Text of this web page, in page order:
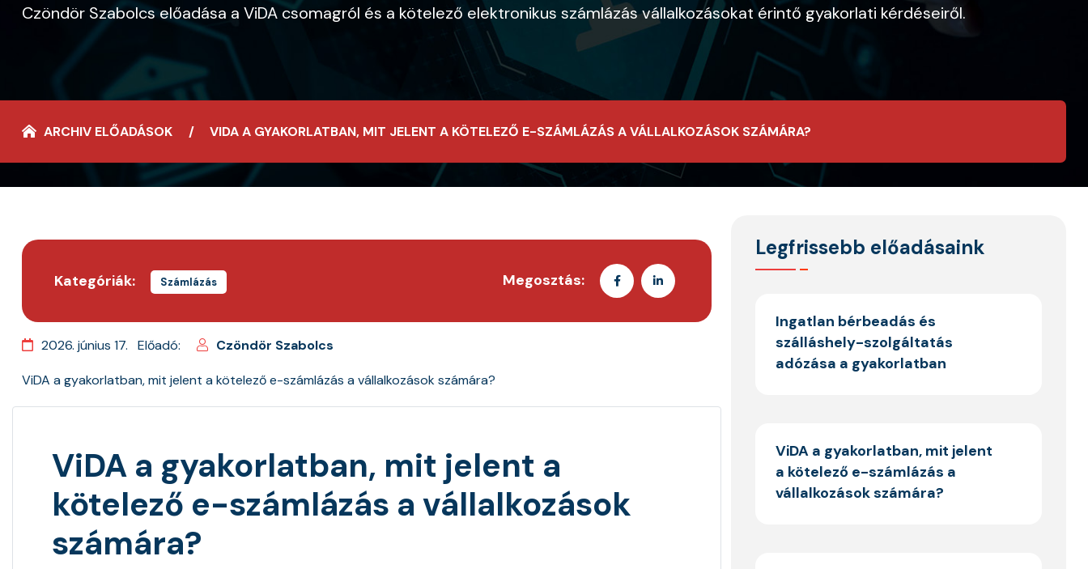
Czöndör Szabolcs előadása a ViDA csomagról és a kötelező elektronikus számlázás vállalkozásokat érintő gyakorlati kérdéseiről.
ARCHIV ELŐADÁSOK VIDA A GYAKORLATBAN, MIT JELENT A KÖTELEZŐ E-SZÁMLÁZÁS A VÁLLALKOZÁSOK SZÁMÁRA?
Kategóriák: Számlázás Megosztás:
2026. június 17. Előadó: Czöndör Szabolcs
ViDA a gyakorlatban, mit jelent a kötelező e-számlázás a vállalkozások számára?
ViDA a gyakorlatban, mit jelent a
kötelező e-számlázás a vállalkozások
számára?
Legfrissebb előadásaink
Ingatlan bérbeadás és
szálláshely-szolgáltatás
adózása a gyakorlatban
ViDA a gyakorlatban, mit jelent
a kötelező e-számlázás a
vállalkozások számára?